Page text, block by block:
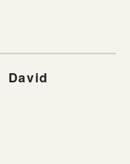
David